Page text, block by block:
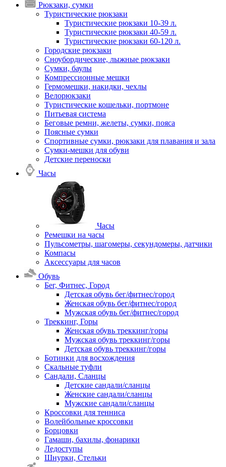
Рюкзаки, сумки
Туристические рюкзаки
Туристические рюкзаки 10-39 л.
Туристические рюкзаки 40-59 л.
Туристические рюкзаки 60-120 л.
Городские рюкзаки
Сноубордические, лыжные рюкзаки
Сумки, баулы
Компрессионные мешки
Гермомешки, накидки, чехлы
Велорюкзаки
Туристические кошельки, портмоне
Питьевая система
Беговые ремни, желеты, сумки, пояса
Поясные сумки
Спортивные сумки, рюкзаки для плавания и зала
Сумки-мешки для обуви
Детские переноски
Часы
Часы
Ремешки на часы
Пульсометры, шагомеры, секундомеры, датчики
Компасы
Аксессуары для часов
Обувь
Бег, Фитнес, Город
Детская обувь бег/фитнес/город
Женская обувь бег/фитнес/город
Мужская обувь бег/фитнес/город
Треккинг, Горы
Женская обувь треккинг/горы
Мужская обувь треккинг/горы
Детская обувь треккинг/горы
Ботинки для восхождения
Скальные туфли
Сандали, Сланцы
Детские сандали/сланцы
Женские сандали/сланцы
Мужские сандали/сланцы
Кроссовки для тенниса
Волейбольные кроссовки
Борцовки
Гамаши, бахилы, фонарики
Ледоступы
Шнурки, Стельки